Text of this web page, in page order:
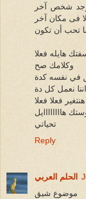
شخص آخر
فى مكان آخر
تحب أن تكون
هايله فعلا
وكلامك صح
في نفسه كدة
نعمل كل دة
فعلا فعلا
هاااااااايل
تحياتي
Reply
الحلم العربي
موضوع شيق